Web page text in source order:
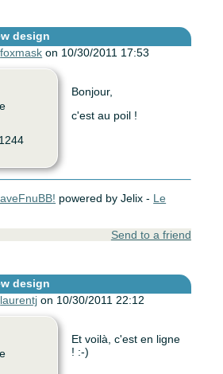
design
foxmask on 10/30/2011 17:53
Bonjour,
c'est au poil !
powered by Jelix - Le
Send to a friend
design
laurentj on 10/30/2011 22:12
Et voilà, c'est en ligne
! :-)